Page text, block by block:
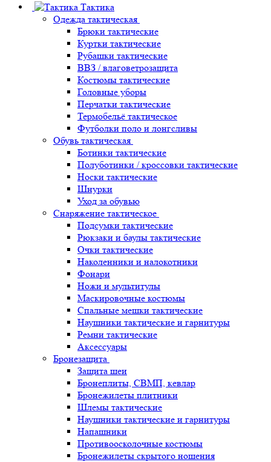
Тактика
Одежда тактическая
Брюки тактические
Куртки тактические
Рубашки тактические
ВВЗ / влаговетрозащита
Костюмы тактические
Головные уборы
Перчатки тактические
Термобельё тактическое
Футболки поло и лонгсливы
Обувь тактическая
Ботинки тактические
Полуботинки / кроссовки тактические
Носки тактические
Шнурки
Уход за обувью
Снаряжение тактическое
Подсумки тактические
Рюкзаки и баулы тактические
Очки тактические
Наколенники и налокотники
Фонари
Ножи и мультитулы
Маскировочные костюмы
Спальные мешки тактические
Наушники тактические и гарнитуры
Ремни тактические
Аксессуары
Бронезащита
Защита шеи
Бронеплиты, СВМП, кевлар
Бронежилеты плитники
Шлемы тактические
Наушники тактические и гарнитуры
Напашники
Противоосколочные костюмы
Бронежилеты скрытого ношения